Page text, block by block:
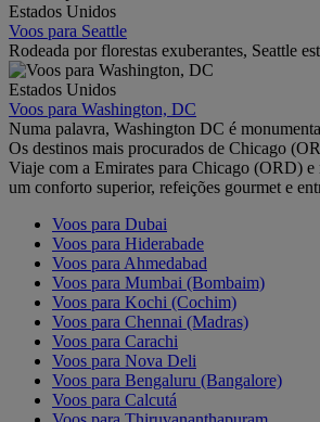
Estados Unidos
Voos para Seattle
Rodeada por florestas exuberantes, Seattle
Estados Unidos
Voos para Washington, DC
Numa palavra, Washington DC é
Os destinos mais procurados de Chicago
Viaje com a Emirates para Chicago (ORD) e
um conforto superior, refeições gourmet e
Voos para Dubai
Voos para Hiderabade
Voos para Ahmedabad
Voos para Mumbai (Bombaim)
Voos para Kochi (Cochim)
Voos para Chennai (Madras)
Voos para Carachi
Voos para Nova Deli
Voos para Bengaluru (Bangalore)
Voos para Calcutá